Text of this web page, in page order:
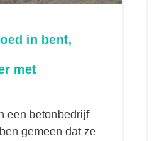
in bent,
met
een betonbedrijf
gemeen dat ze